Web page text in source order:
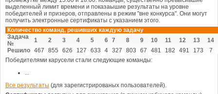
выделенный лимит времени и показаышие результаты на уровне
победителей и призеров, отправлены в режим "вне конкурса". Они могут
получить электронные сертификаты с указанием этого.
Количество команд, решивших каждую задачу
Задача
№
1 2 3 4 5 6 7 8 9 10 11 12 13
14
Решило 467 855 626 127 633 4 327 803 67 481 182 491 173
7
Победителями карусели стали следующие команды:
Все результаты (для зарегистрированых пользователей).